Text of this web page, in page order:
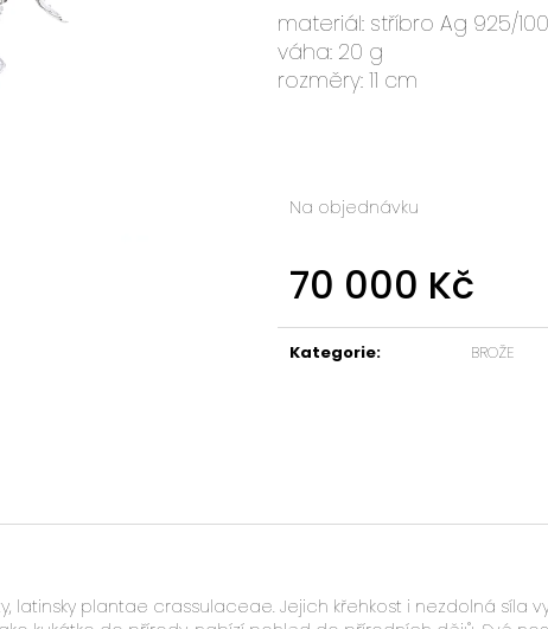
materiál: stříbro Ag 925/100
váha: 20 g
rozměry: 11 cm
Na objednávku
70 000 Kč
Kategorie: BROŽE
latinsky plantae crassulaceae. Jejich křehkost i nezdolná síla